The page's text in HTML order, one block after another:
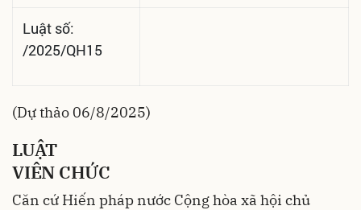
Luật số:
/2025/QH15
(Dự thảo 06/8/2025)
LUẬT
VIÊN CHỨC
Căn cứ Hiến pháp nước Cộng hòa xã hội chủ